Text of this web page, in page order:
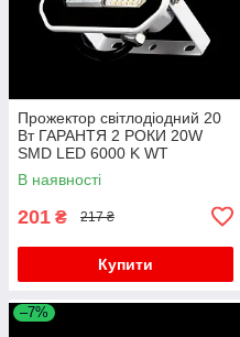
Прожектор світлодіодний 20
Вт ГАРАНТЯ 2 РОКИ 20W
SMD LED 6000 K WT
В наявності
201 ₴ 217 ₴
Купити
–7%